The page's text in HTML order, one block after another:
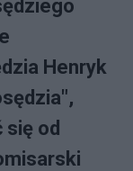
Henryk
od